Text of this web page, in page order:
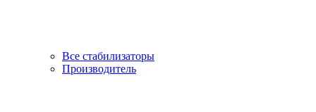
Все стабилизаторы
Производитель